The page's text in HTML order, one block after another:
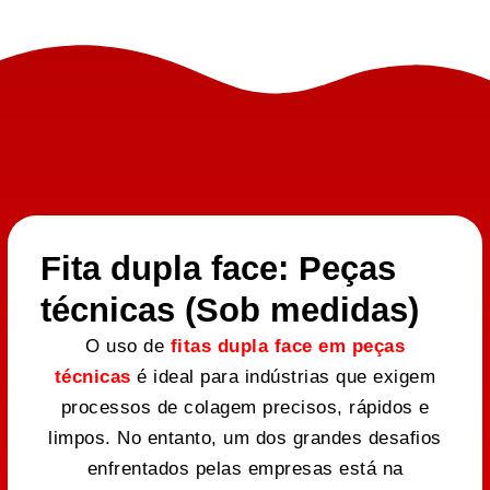
Fita dupla face: Peças
técnicas (Sob medidas)
O uso de fitas dupla face em peças
técnicas é ideal para indústrias que exigem
processos de colagem precisos, rápidos e
limpos. No entanto, um dos grandes desafios
enfrentados pelas empresas está na